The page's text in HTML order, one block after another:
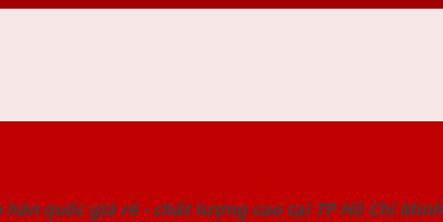
quốc giá rẻ - chất lượng cao tại TP Hồ Chí Minh